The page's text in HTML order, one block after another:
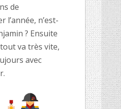
de
l’année, n’est-
? Ensuite
va très vite,
avec